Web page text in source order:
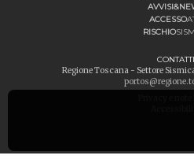
ACCESSO
RISCHIO
CONTATTI
Regione Toscana - Settore